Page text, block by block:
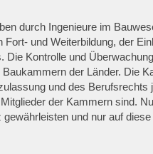
durch Ingenieure im
und Weiterbildung, der
Kontrolle und
der Länder. Die
und des Berufsrechts
der Kammern sind.
und nur auf